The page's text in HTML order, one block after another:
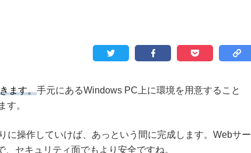
ます。手元にあるWindows PC上に環境を用意すること
す。
操作していけば、あっという間に完成します。Webサー
セキュリティ面でもより安全ですね。